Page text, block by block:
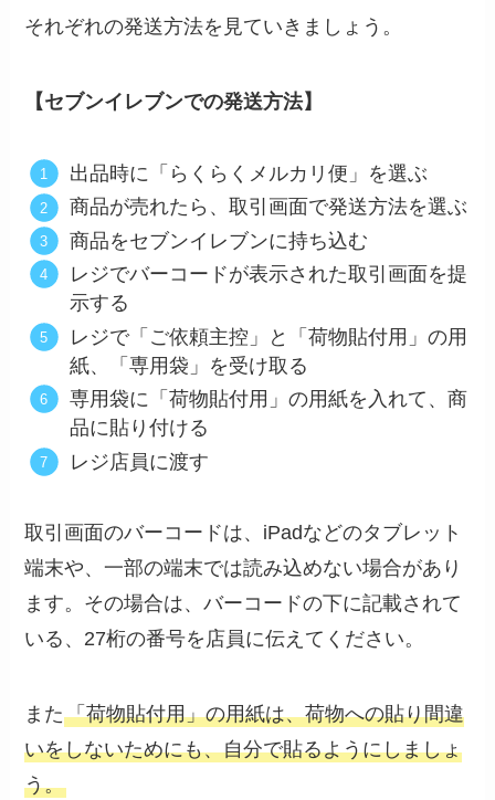
それぞれの発送方法を見ていきましょう。
【セブンイレブンでの発送方法】
出品時に「らくらくメルカリ便」を選ぶ
商品が売れたら、取引画面で発送方法を選ぶ
商品をセブンイレブンに持ち込む
レジでバーコードが表示された取引画面を提
示する
レジで「ご依頼主控」と「荷物貼付用」の用
紙、「専用袋」を受け取る
専用袋に「荷物貼付用」の用紙を入れて、商
品に貼り付ける
レジ店員に渡す
取引画面のバーコードは、iPadなどのタブレット
端末や、一部の端末では読み込めない場合があり
ます。その場合は、バーコードの下に記載されて
いる、27桁の番号を店員に伝えてください。
また「荷物貼付用」の用紙は、荷物への貼り間違
いをしないためにも、自分で貼るようにしましょ
う。